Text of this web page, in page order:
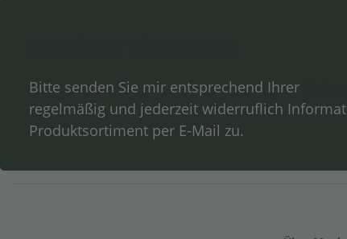
Bitte senden Sie mir entsprechend Ihrer
regelmäßig und jederzeit widerruflich
Produktsortiment per E-Mail zu.